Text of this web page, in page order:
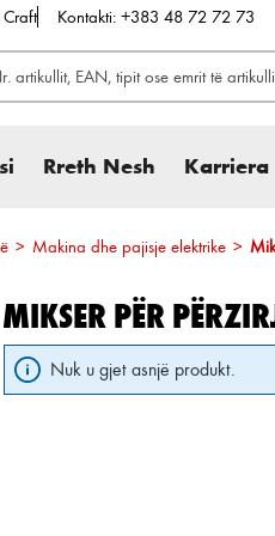
Craft Kontakti: +383 48 72 72 73
Rreth Nesh Karriera
> Makina dhe pajisje elektrike >
MIKSER PËR
Nuk u gjet asnjë produkt.